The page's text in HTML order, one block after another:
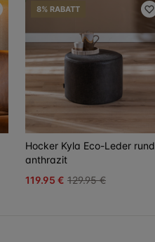
8% RABATT
Hocker Kyla Eco-Leder rund
anthrazit
119.95 € 129.95 €